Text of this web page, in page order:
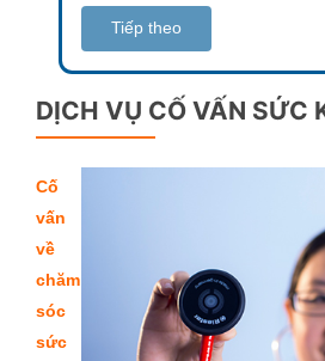
Tiếp theo
DỊCH VỤ CỐ VẤN SỨC
Cố
vấn
về
chăm
sóc
sức